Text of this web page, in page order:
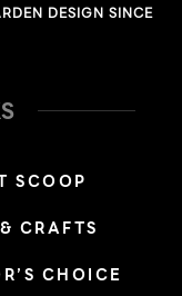
DESIGN SINCE
SCOOP
CRAFTS
CHOICE